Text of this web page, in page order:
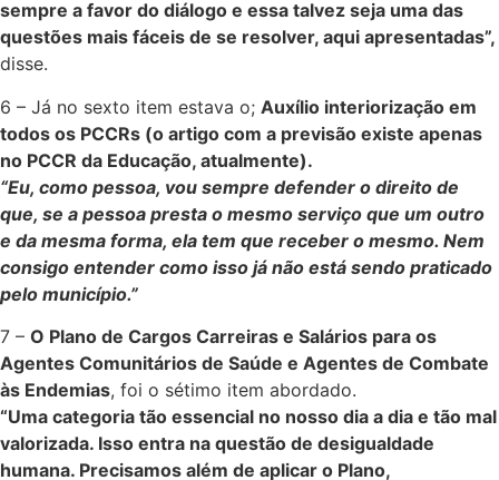
sempre a favor do diálogo e essa talvez seja uma das
questões mais fáceis de se resolver, aqui apresentadas”,
disse.
6 – Já no sexto item estava o; Auxílio interiorização em
todos os PCCRs (o artigo com a previsão existe apenas
no PCCR da Educação, atualmente).
“Eu, como pessoa, vou sempre defender o direito de
que, se a pessoa presta o mesmo serviço que um outro
e da mesma forma, ela tem que receber o mesmo. Nem
consigo entender como isso já não está sendo praticado
pelo município.”
7 – O Plano de Cargos Carreiras e Salários para os
Agentes Comunitários de Saúde e Agentes de Combate
às Endemias, foi o sétimo item abordado.
“Uma categoria tão essencial no nosso dia a dia e tão mal
valorizada. Isso entra na questão de desigualdade
humana. Precisamos além de aplicar o Plano,